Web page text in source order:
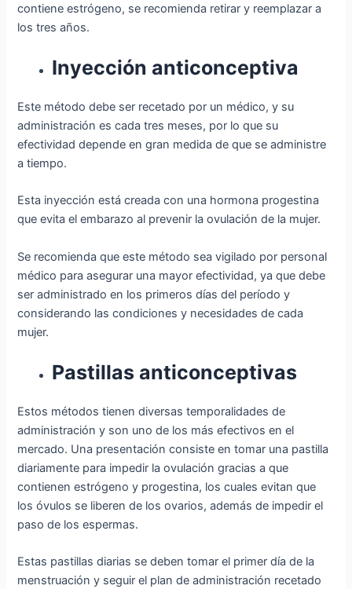
contiene estrógeno, se recomienda retirar y reemplazar a
los tres años.
Inyección anticonceptiva
Este método debe ser recetado por un médico, y su
administración es cada tres meses, por lo que su
efectividad depende en gran medida de que se administre
a tiempo.
Esta inyección está creada con una hormona progestina
que evita el embarazo al prevenir la ovulación de la mujer.
Se recomienda que este método sea vigilado por personal
médico para asegurar una mayor efectividad, ya que debe
ser administrado en los primeros días del período y
considerando las condiciones y necesidades de cada
mujer.
Pastillas anticonceptivas
Estos métodos tienen diversas temporalidades de
administración y son uno de los más efectivos en el
mercado. Una presentación consiste en tomar una pastilla
diariamente para impedir la ovulación gracias a que
contienen estrógeno y progestina, los cuales evitan que
los óvulos se liberen de los ovarios, además de impedir el
paso de los espermas.
Estas pastillas diarias se deben tomar el primer día de la
menstruación y seguir el plan de administración recetado